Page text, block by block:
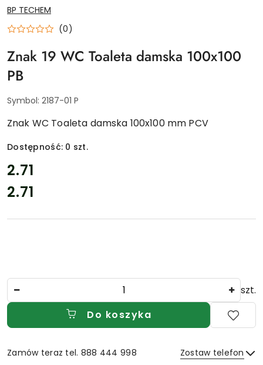
NAZWA
PRODUCENTA:
BP TECHEM
(0)
Znak 19 WC Toaleta damska 100x100
PB
Symbol: 2187-01 P
Znak WC Toaleta damska 100x100 mm PCV
Dostępność: 0 szt.
cena:
2.71
Cena:
2.71
szt.
Do koszyka
Zamów teraz tel. 888 444 998 Zostaw telefon